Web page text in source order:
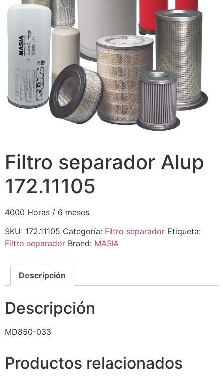
Filtro separador Alup
172.11105
4000 Horas / 6 meses
SKU: 172.11105 Categoría: Filtro separador Etiqueta:
Filtro separador Brand: MASIA
Descripción
Descripción
MD850-033
Productos relacionados